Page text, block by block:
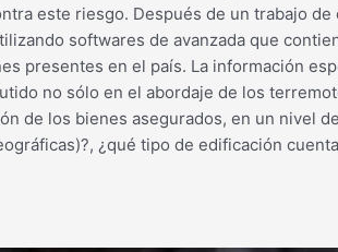
este riesgo. Después de un trabajo de
softwares de avanzada que
presentes en el país. La información
no sólo en el abordaje de los
de los bienes asegurados, en un nivel
¿qué tipo de edificación